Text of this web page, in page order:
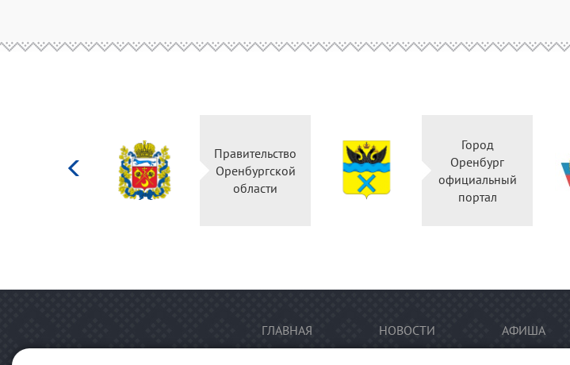
Правительство
Оренбургской
области
Город
Оренбург
официальный
портал
ГЛАВНАЯ НОВОСТИ АФИША